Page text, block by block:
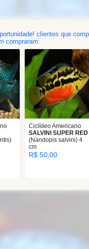
clientes que
compraram:
Ciclídeo Americano
SALVINI SUPER RED
(Nandopis salvini) 4
cm
R$ 50,00